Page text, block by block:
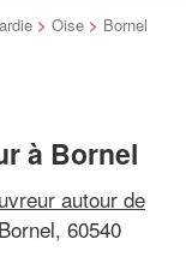
> Oise > Bornel
à Bornel
autour de
60540